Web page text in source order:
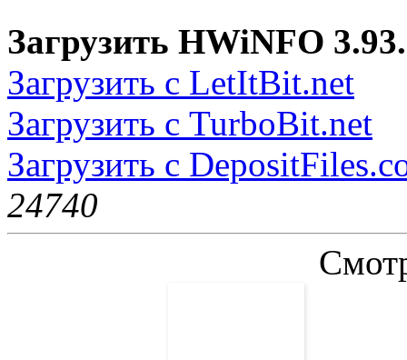
Загрузить HWiNFO
Загрузить с LetItBit.net
Загрузить с TurboBit.net
Загрузить с
24740